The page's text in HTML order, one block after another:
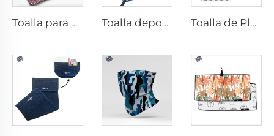
Toalla para esterilla de yoga Toalla deportiva de microfibra Toalla de Playa de Algodón